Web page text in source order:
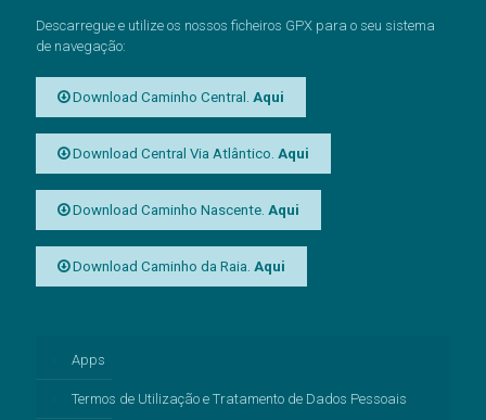
Descarregue e utilize os nossos ficheiros GPX para o seu sistema
de navegação:
Download Caminho Central. Aqui
Download Central Via Atlântico. Aqui
Download Caminho Nascente. Aqui
Download Caminho da Raia. Aqui
Apps
Termos de Utilização e Tratamento de Dados Pessoais